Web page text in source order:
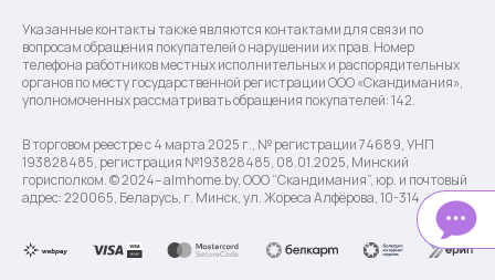
Указанные контакты также являются контактами для связи по
вопросам обращения покупателей о нарушении их прав. Номер
телефона работников местных исполнительных и распорядительных
органов по месту государственной регистрации ООО «Скандимания»,
уполномоченных рассматривать обращения покупателей: 142.
В торговом реестре с 4 марта 2025 г., № регистрации 74689, УНП
193828485, регистрация №193828485, 08.01.2025, Минский
горисполком. © 2024– almhome.by, ООО “Скандимания”, юр. и почтовый
адрес: 220065, Беларусь, г. Минск, ул. Жореса Алфёрова, 10-314